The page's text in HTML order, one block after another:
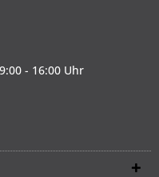
- 16:00 Uhr